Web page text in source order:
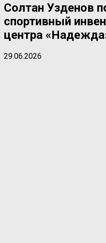
Солтан Узденов
спортивный
центра
29.06.2026